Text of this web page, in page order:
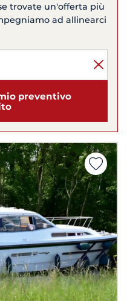
trovate un'offerta più
ad allinearci
preventivo